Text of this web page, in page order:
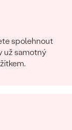
spolehnout
už samotný